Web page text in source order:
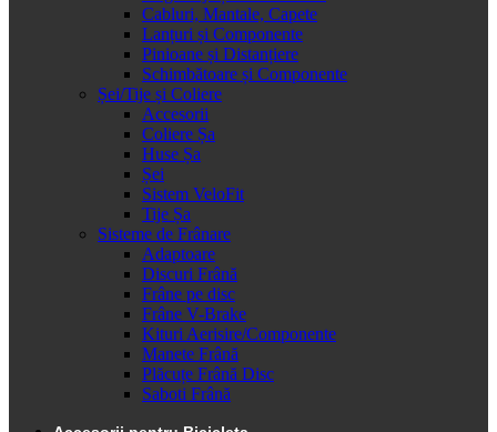
Cabluri, Mantale, Capete
Lanțuri și Componente
Pinioane și Distanțiere
Schimbătoare și Componente
Șei/Tije și Coliere
Accesorii
Coliere Șa
Huse Șa
Șei
Sistem VeloFit
Tije Șa
Sisteme de Frânare
Adaptoare
Discuri Frână
Frâne pe disc
Frâne V-Brake
Kituri Aerisire/Componente
Manete Frână
Plăcuțe Frână Disc
Saboti Frână